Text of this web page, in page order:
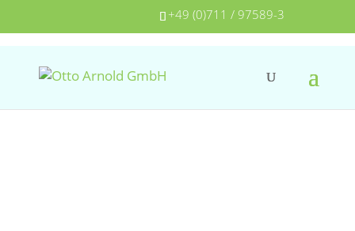
+49 (0)711 / 97589-3